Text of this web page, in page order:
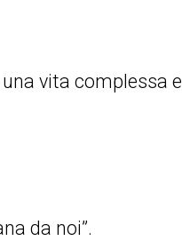
vita complessa e
da noi”.